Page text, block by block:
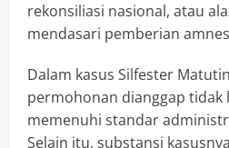
rekonsiliasi nasional, atau
mendasari pemberian
Dalam kasus Silfester
permohonan dianggap tidak
memenuhi standar
Selain itu, substansi